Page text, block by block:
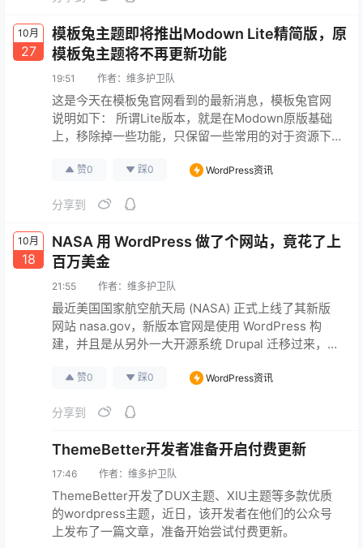
10月
27
模板兔主题即将推出Modown Lite精简版，原
模板兔主题将不再更新功能
19:51 作者： 维多护卫队
这是今天在模板兔官网看到的最新消息，模板兔官网
说明如下： 所谓Lite版本，就是在Modown原版基础
上，移除掉一些功能，只保留一些常用的对于资源下
的比较好的收入可观的modown站，他们网站所用到
不意味着原版主题不再更新功能，Lite仅为一部分需要
除的…
原文连接
赞0 踩0 WordPress资讯
分享到
10月
18
NASA 用 WordPress 做了个网站，竟花了上
百万美金
21:55 作者： 维多护卫队
最近美国国家航空航天局 (NASA) 正式上线了其新版
网站 nasa.gov，新版本官网是使用 WordPress 构
建，并且是从另外一大开源系统 Drupal 迁移过来，此
发、数据迁移和内容建设。 整个项目据说共耗费了百
算，羡慕死我了。 NASA官网：
赞0 踩0 WordPress资讯
分享到
ThemeBetter开发者准备开启付费更新
17:46 作者： 维多护卫队
ThemeBetter开发了DUX主题、XIU主题等多款优质
的wordpress主题，近日，该开发者在他们的公众号
上发布了一篇文章，准备开始尝试付费更新。